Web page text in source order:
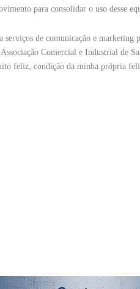
para consolidar o uso desse
de comunicação e marketing
Comercial e Industrial de
feliz, condição da minha própria